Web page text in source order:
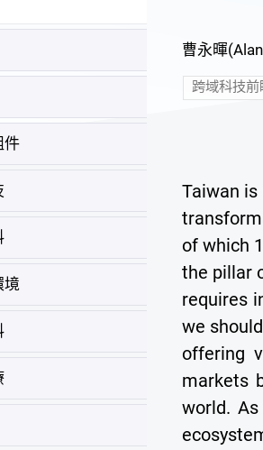
件
境
曹永暉
跨域科技
Taiwan
of which
the pillar
requires
we
offering
markets
world.